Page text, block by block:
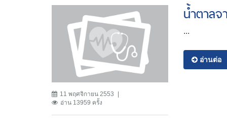
11 พฤศจิกายน 2553
อ่าน 13959 ครั้ง
น้ำตาล
...
อ่านต่อ